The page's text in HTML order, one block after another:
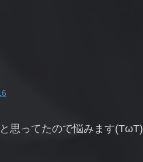
思ってたので悩みます(TωT)